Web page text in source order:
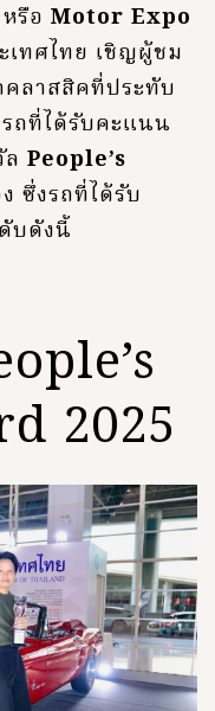
รือ Motor Expo
ทศไทย เชิญผู้ชม
คลาสสิคที่ประทับ
ถที่ได้รับคะแนน
People’s
ซึ่งรถที่ได้รับ
บดังนี้
2025